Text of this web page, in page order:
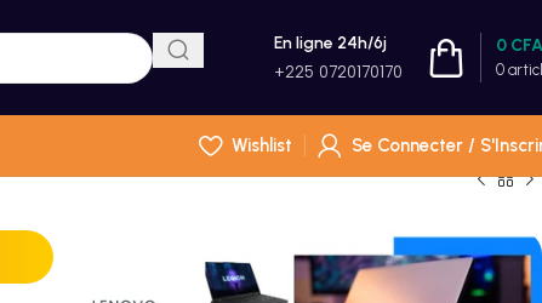
En ligne 24h/6j
+225 0720170170 0
0 CFA
Wishlist
Se Connecter /